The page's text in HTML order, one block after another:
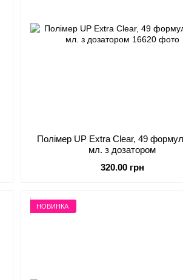
Полімер UP Extra Clear, 49
мл. з дозатором
320.00 грн
НОВИНКА